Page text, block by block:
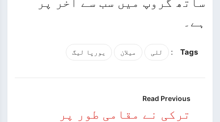
ہے۔
Tags
: للی میلان یورپا لیگ
Read Previous
ترکی نے مقامی طور پر